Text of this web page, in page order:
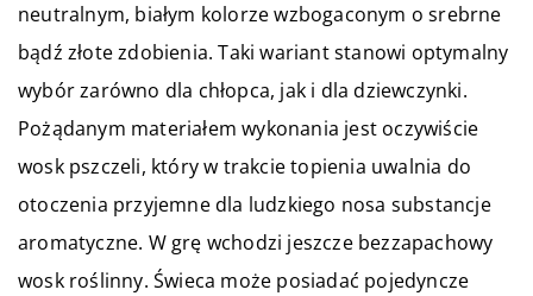
neutralnym, białym kolorze wzbogaconym o srebrne
bądź złote zdobienia. Taki wariant stanowi optymalny
wybór zarówno dla chłopca, jak i dla dziewczynki.
Pożądanym materiałem wykonania jest oczywiście
wosk pszczeli, który w trakcie topienia uwalnia do
otoczenia przyjemne dla ludzkiego nosa substancje
aromatyczne. W grę wchodzi jeszcze bezzapachowy
wosk roślinny. Świeca może posiadać pojedyncze